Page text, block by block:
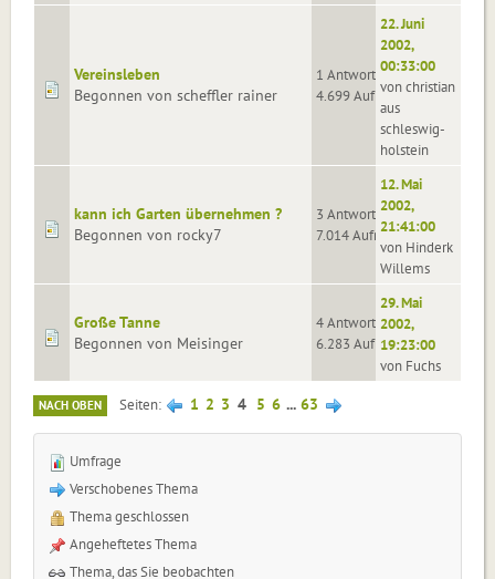
Vereinsleben
Begonnen von scheffler rainer
1 Antworten
4.699 Aufrufe
22. Juni
2002,
00:33:00
von christian
aus
schleswig-
holstein
kann ich Garten übernehmen ?
Begonnen von rocky7
3 Antworten
7.014 Aufrufe
12. Mai
2002,
21:41:00
von Hinderk
Willems
Große Tanne
Begonnen von Meisinger
4 Antworten
6.283 Aufrufe
29. Mai
2002,
19:23:00
von Fuchs
NACH OBEN Seiten 1 2 3 4 5 6 ... 63
Umfrage
Verschobenes Thema
Thema geschlossen
Angeheftetes Thema
Thema, das Sie beobachten